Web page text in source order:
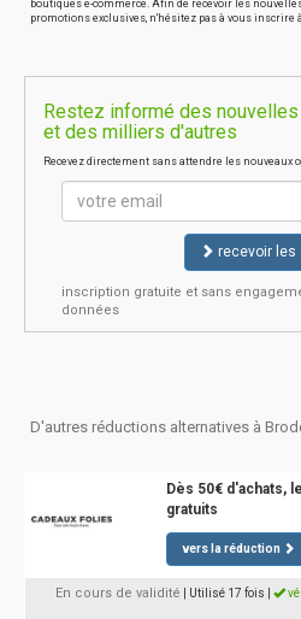
boutiques e-commerce. Afin de recevoir les
promotions exclusives, n'hésitez pas à vous inscrire
Restez informé des
et des milliers d'autres
Recevez directement sans attendre les nouveaux
recevoir les
inscription gratuite et sans
données
D'autres réductions alternatives à
Dès 50€ d'achats,
gratuits
vers la réduction
En cours de validité | Utilisé 17 fois